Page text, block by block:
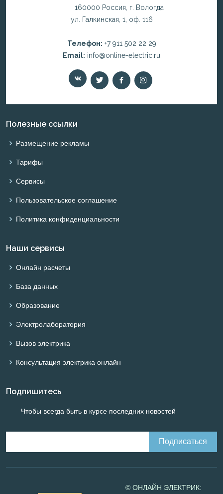
160000 Россия, г. Вологда
ул. Галкинская, 1, оф. 116
Телефон: +7 911 502 22 29
Email: info@online-electric.ru
Полезные ссылки
Размещение рекламы
Тарифы
Сервисы
Пользовательское соглашение
Политика конфиденциальности
Наши сервисы
Онлайн расчеты
База данных
Образование
Электролаборатория
Вызов электрика
Консультация электрика онлайн
Подпишитесь
Чтобы всегда быть в курсе последних новостей
© ОНЛАЙН ЭЛЕКТРИК: